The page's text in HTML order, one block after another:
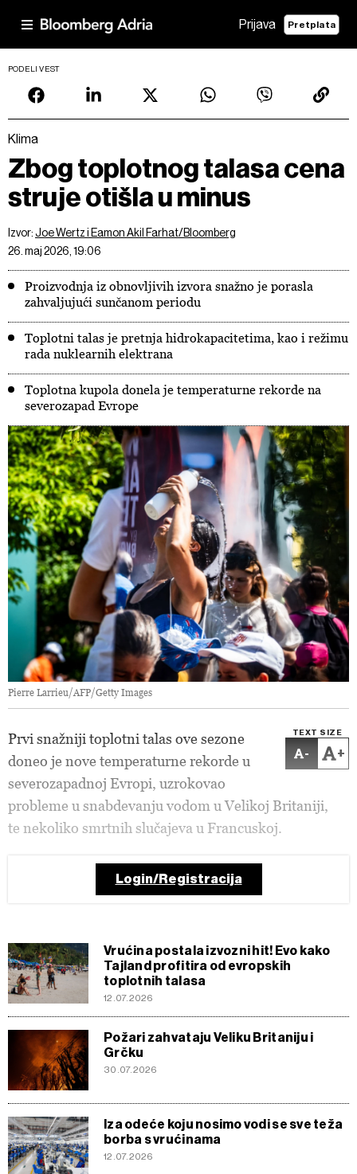
Prijava Pretplata
PODELI VEST
Klima
Zbog toplotnog talasa cena
struje otišla u minus
Izvor:Joe Wertz i Eamon Akil Farhat/Bloomberg
26. maj 2026, 19:06
Proizvodnja iz obnovljivih izvora snažno je porasla
zahvaljujući sunčanom periodu
Toplotni talas je pretnja hidrokapacitetima, kao i režimu
rada nuklearnih elektrana
Toplotna kupola donela je temperaturne rekorde na
severozapad Evrope
Pierre Larrieu/AFP/Getty Images
TEXT SIZE
- +
Prvi snažniji toplotni talas ove sezone
doneo je nove temperaturne rekorde u
severozapadnoj Evropi, uzrokovao
probleme u snabdevanju vodom u Velikoj Britaniji,
te nekoliko smrtnih slučajeva u Francuskoj.
Login/Registracija
Vrućina postala izvozni hit! Evo kako
Tajland profitira od evropskih
toplotnih talasa
12.07.2026
Požari zahvataju Veliku Britaniju i
Grčku
30.07.2026
Iza odeće koju nosimo vodi se sve teža
borba s vrućinama
12.07.2026